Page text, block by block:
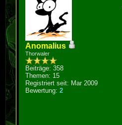
Anomalius
Thorwaler
Beiträge: 358
Themen: 15
Registriert seit: Mar 2009
Bewertung:2